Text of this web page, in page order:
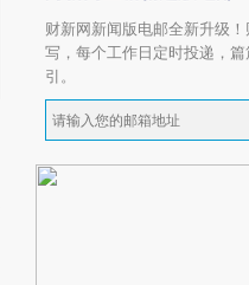
财新网新闻版电邮全新升级
写，每个工作日定时投递，
引。